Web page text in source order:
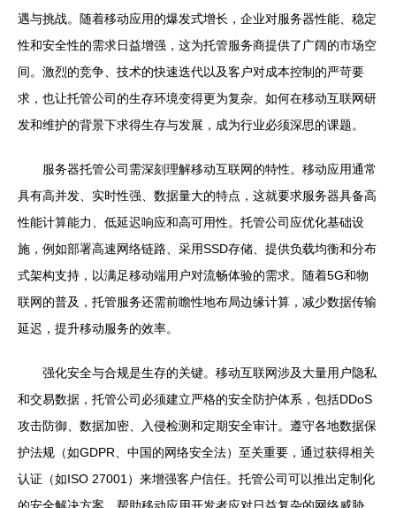
遇与挑战。随着移动应用的爆发式增长，企业对服务器性能、稳定
性和安全性的需求日益增强，这为托管服务商提供了广阔的市场空
间。激烈的竞争、技术的快速迭代以及客户对成本控制的严苛要
求，也让托管公司的生存环境变得更为复杂。如何在移动互联网研
发和维护的背景下求得生存与发展，成为行业必须深思的课题。
服务器托管公司需深刻理解移动互联网的特性。移动应用通常
具有高并发、实时性强、数据量大的特点，这就要求服务器具备高
性能计算能力、低延迟响应和高可用性。托管公司应优化基础设
施，例如部署高速网络链路、采用SSD存储、提供负载均衡和分布
式架构支持，以满足移动端用户对流畅体验的需求。随着5G和物
联网的普及，托管服务还需前瞻性地布局边缘计算，减少数据传输
延迟，提升移动服务的效率。
强化安全与合规是生存的关键。移动互联网涉及大量用户隐私
和交易数据，托管公司必须建立严格的安全防护体系，包括DDoS
攻击防御、数据加密、入侵检测和定期安全审计。遵守各地数据保
护法规（如GDPR、中国的网络安全法）至关重要，通过获得相关
认证（如ISO 27001）来增强客户信任。托管公司可以推出定制化